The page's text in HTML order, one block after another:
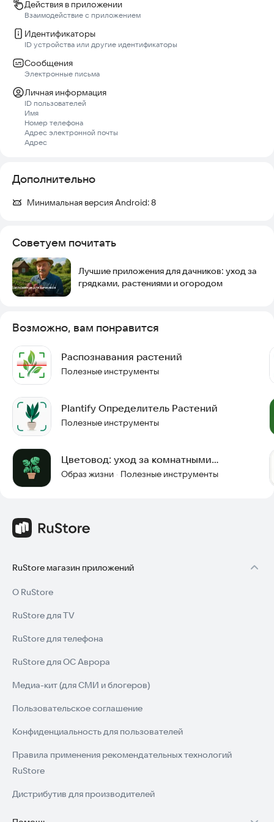
Действия в приложении
Взаимодействие с приложением
Идентификаторы
ID устройства или другие идентификаторы
Сообщения
Электронные письма
Личная информация
ID пользователей
Имя
Номер телефона
Адрес электронной почты
Адрес
Дополнительно
Минимальная версия Android:8
Советуем почитать
Лучшие приложения для дачников: уход за
грядками, растениями и огородом
Возможно, вам понравится
Распознавания растений
Полезные инструменты
Plantify Определитель Растений
Полезные инструменты
Цветовод: уход за комнатными
растениями и полив
Образ жизни · Полезные инструменты
RuStore магазин приложений
О RuStore
RuStore для TV
RuStore для телефона
RuStore для ОС Аврора
Медиа-кит (для СМИ и блогеров)
Пользовательское соглашение
Конфиденциальность для пользователей
Правила применения рекомендательных технологий
RuStore
Дистрибутив для производителей